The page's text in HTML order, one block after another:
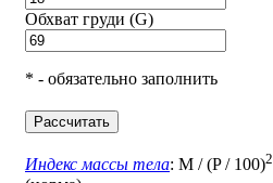
Обхват груди (G)
* - обязательно заполнить
Рассчитать
Индекс массы тела: M / (P / 100)2